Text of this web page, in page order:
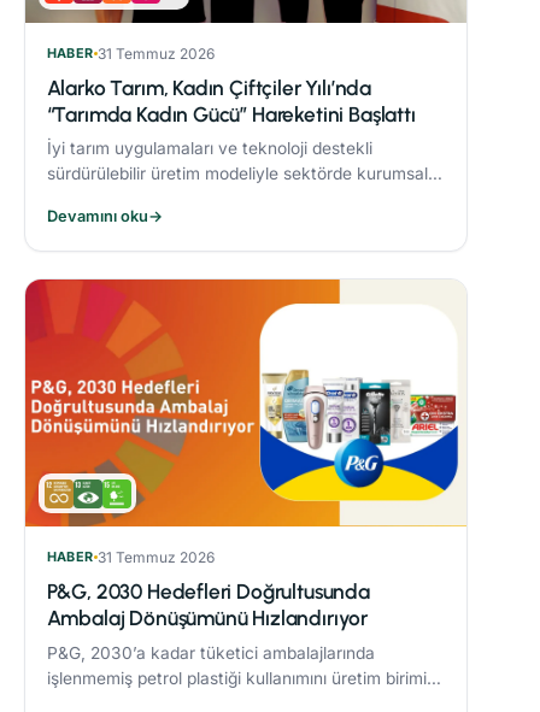
HABER 31 Temmuz 2026
Alarko Tarım, Kadın Çiftçiler Yılı’nda
“Tarımda Kadın Gücü” Hareketini Başlattı
İyi tarım uygulamaları ve teknoloji destekli
sürdürülebilir üretim modeliyle sektörde kurumsal
üçüncü yılında “Tarımda Kadın Gücü” hareketi
başlatıyor.
Devamını oku→
HABER 31 Temmuz 2026
P&G, 2030 Hedefleri Doğrultusunda
Ambalaj Dönüşümünü Hızlandırıyor
P&G, 2030’a kadar tüketici ambalajlarında
işlenmemiş petrol plastiği kullanımını üretim birimi